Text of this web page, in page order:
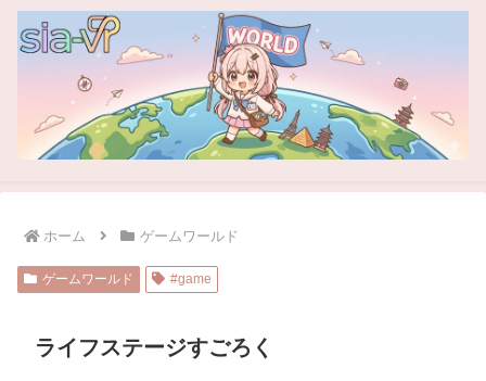
ホーム ゲームワールド
ゲームワールド #game
ライフステージすごろく